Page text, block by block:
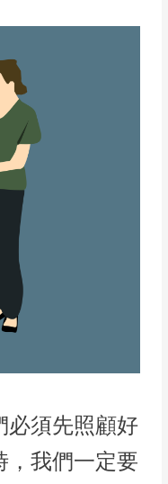
必須先照顧好
，我們一定要